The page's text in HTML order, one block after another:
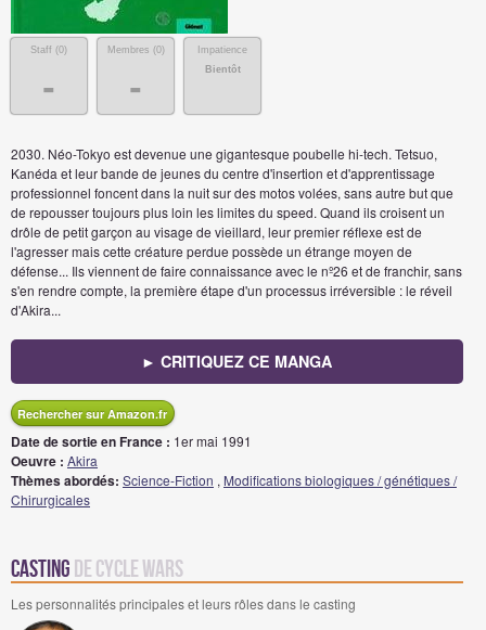
Staff (0)
-
Membres (0)
-
Impatience
Bientôt
2030. Néo-Tokyo est devenue une gigantesque poubelle hi-tech. Tetsuo,
Kanéda et leur bande de jeunes du centre d'insertion et d'apprentissage
professionnel foncent dans la nuit sur des motos volées, sans autre but que
de repousser toujours plus loin les limites du speed. Quand ils croisent un
drôle de petit garçon au visage de vieillard, leur premier réflexe est de
l'agresser mais cette créature perdue possède un étrange moyen de
défense... Ils viennent de faire connaissance avec le nº26 et de franchir, sans
s'en rendre compte, la première étape d'un processus irréversible : le réveil
d'Akira...
► CRITIQUEZ CE MANGA
Rechercher sur Amazon.fr
Date de sortie en France : 1er mai 1991
Oeuvre : Akira
Thèmes abordés: Science-Fiction , Modifications biologiques / génétiques /
Chirurgicales
Casting de Cycle Wars
Les personnalités principales et leurs rôles dans le casting